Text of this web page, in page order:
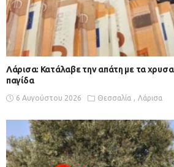
Λάρισα: Κατάλαβε την απάτη με τα
παγίδα
6 Αυγούστου 2026 Θεσσαλία Λάρισα